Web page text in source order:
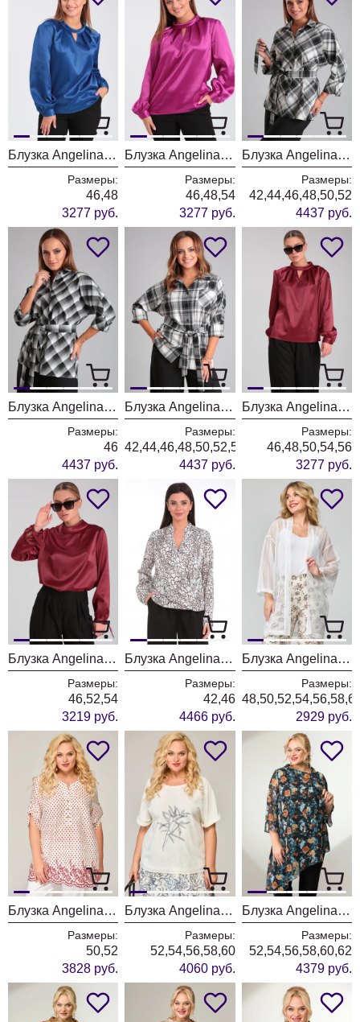
Блузка Angelina & Company 907
Размеры:
46,48
3277 руб.
Блузка Angelina & Company 906
Размеры:
46,48,54
3277 руб.
Блузка Angelina & Company 896
Размеры:
42,44,46,48,50,52
4437 руб.
Блузка Angelina & Company 895
Размеры:
46
4437 руб.
Блузка Angelina & Company 894
Размеры:
42,44,46,48,50,52,54,56,58
4437 руб.
Блузка Angelina & Company 883
Размеры:
46,48,50,54,56
3277 руб.
Блузка Angelina & Company 880
Размеры:
46,52,54
3219 руб.
Блузка Angelina & Company 822
Размеры:
42,46
4466 руб.
Блузка Angelina & Company 854
Размеры:
2929 руб.
Блузка Angelina & Company 846
Размеры:
50,52
3828 руб.
Блузка Angelina & Company 842
Размеры:
52,54,56,58,60
4060 руб.
Блузка Angelina & Company 799
Размеры:
52,54,56,58,60,62
4379 руб.